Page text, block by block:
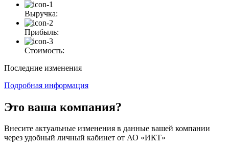
Выручка:
Прибыль:
Стоимость:
Последние изменения
Подробная информация
Это ваша компания?
Внесите актуальные изменения в данные вашей компании
через удобный личный кабинет от АО «ИКТ»